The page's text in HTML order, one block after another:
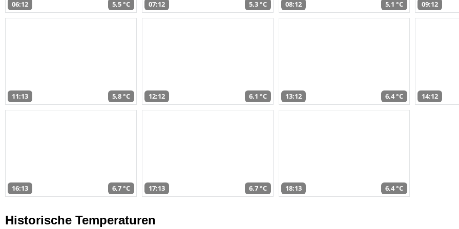
06:12 5,5 °C 07:12 5,3 °C 08:12 5,1 °C 09:12
11:13 5,8 °C 12:12 6,1 °C 13:12 6,4 °C 14:12
16:13 6,7 °C 17:13 6,7 °C 18:13 6,4 °C
Historische Temperaturen